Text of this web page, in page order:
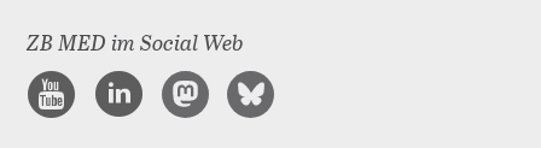
ZB MED im Social Web